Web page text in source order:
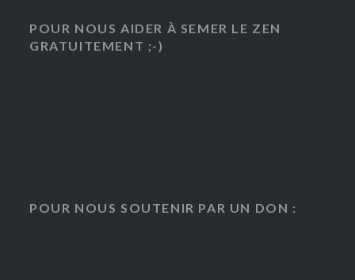
POUR NOUS AIDER À SEMER LE ZEN
GRATUITEMENT ;-)
POUR NOUS SOUTENIR PAR UN DON :